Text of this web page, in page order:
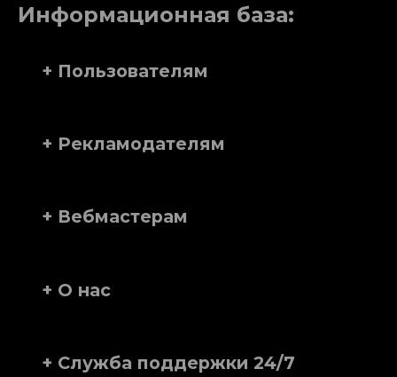
Информационная база:
+ Пользователям
+ Рекламодателям
+ Вебмастерам
+ О нас
+ Служба поддержки 24/7